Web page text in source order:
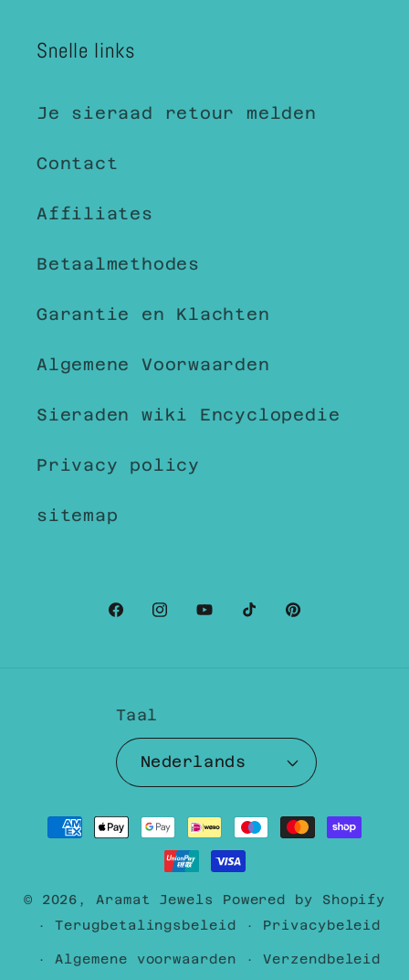
Snelle links
Je sieraad retour melden
Contact
Affiliates
Betaalmethodes
Garantie en Klachten
Algemene Voorwaarden
Sieraden wiki Encyclopedie
Privacy policy
sitemap
Facebook
Instagram
YouTubeTikTokPinterest
Taal
Nederlands
Betaalmethoden
© 2026, Aramat Jewels Powered by Shopify
Terugbetalingsbeleid
Privacybeleid
Algemene voorwaarden Verzendbeleid